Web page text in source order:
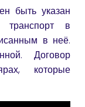
быть указан
транспорт в
в неё.
Договор
которые